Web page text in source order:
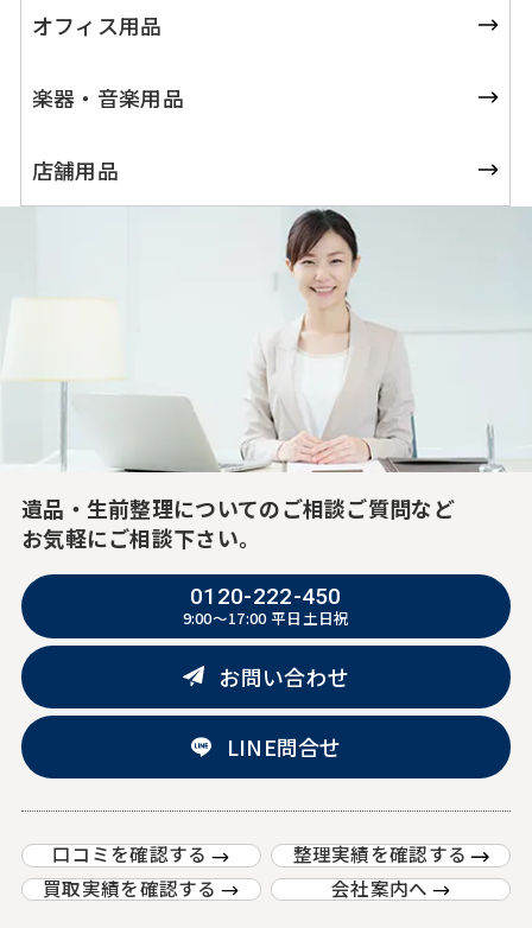
オフィス用品
楽器・音楽用品
店舗用品
遺品・生前整理についてのご相談ご質問など
お気軽にご相談下さい。
0120-222-450
9:00～17:00平日土日祝
お問い合わせ
LINE問合せ
口コミを確認する
整理実績を確認する
買取実績を確認する
会社案内へ